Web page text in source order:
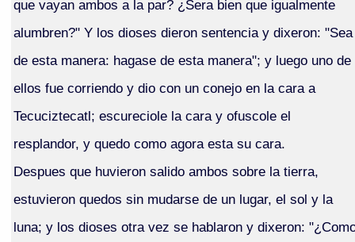
que vayan ambos a la par? ¿Sera bien que igualmente
alumbren?" Y los dioses dieron sentencia y dixeron: "Sea
de esta manera: hagase de esta manera"; y luego uno de
ellos fue corriendo y dio con un conejo en la cara a
Tecuciztecatl; escureciole la cara y ofuscole el
resplandor, y quedo como agora esta su cara.
Despues que huvieron salido ambos sobre la tierra,
estuvieron quedos sin mudarse de un lugar, el sol y la
luna; y los dioses otra vez se hablaron y dixeron: